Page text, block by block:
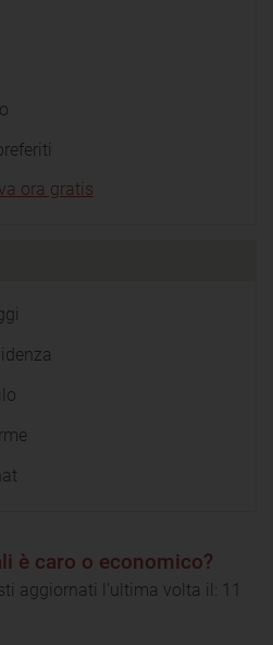
ora gratis
è caro o economico?
aggiornati l’ultima volta il: 11